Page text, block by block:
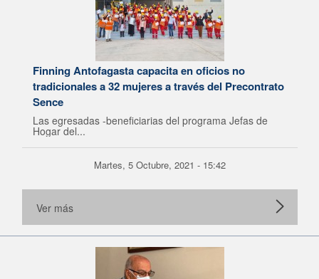
Finning Antofagasta capacita en oficios no
tradicionales a 32 mujeres a través del Precontrato
Sence
Las egresadas -beneficiarias del programa Jefas de
Hogar del...
Martes, 5 Octubre, 2021 - 15:42
Ver más